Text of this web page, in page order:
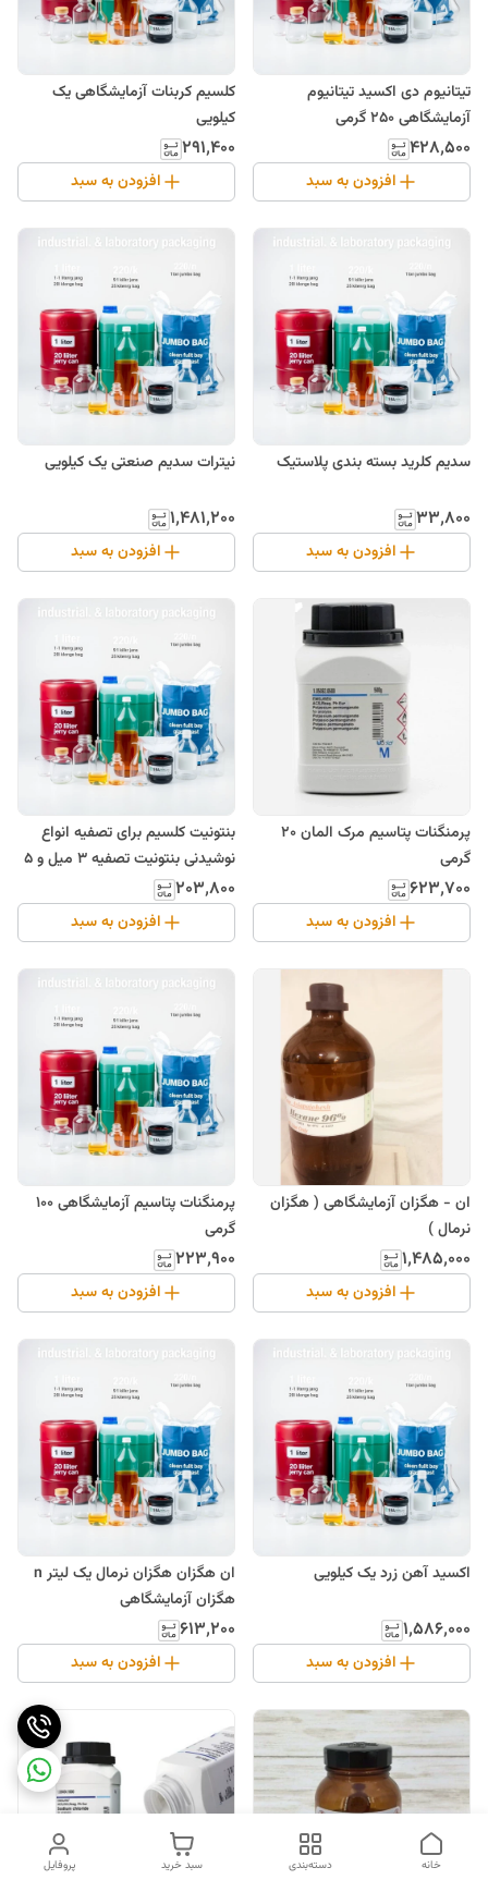
تیتانیوم دی اکسید تیتانیوم
آزمایشگاهی 250 گرمی
۴۲۸٬۵۰۰
افزودن به سبد
کلسیم کربنات آزمایشگاهی یک
کیلویی
۲۹۱٬۴۰۰
افزودن به سبد
سدیم کلرید بسته بندی پلاستیک
۳۳٬۸۰۰
افزودن به سبد
نیترات سدیم صنعتی یک کیلویی
۱٬۴۸۱٬۲۰۰
افزودن به سبد
پرمنگنات پتاسیم مرک المان 20
گرمی
۶۲۳٬۷۰۰
افزودن به سبد
بنتونیت کلسیم برای تصفیه انواع
نوشیدنی بنتونیت تصفیه 3 میل و 5
میل و پودری
۲۰۳٬۸۰۰
افزودن به سبد
ان - هگزان آزمایشگاهی ( هگزان
نرمال )
۱٬۴۸۵٬۰۰۰
افزودن به سبد
پرمنگنات پتاسیم آزمایشگاهی 100
گرمی
۲۲۳٬۹۰۰
افزودن به سبد
اکسید آهن زرد یک کیلویی
۱٬۵۸۶٬۰۰۰
افزودن به سبد
ان هگزان هگزان نرمال یک لیتر n
هگزان آزمایشگاهی
۶۱۳٬۲۰۰
افزودن به سبد
پروفایل سبد خرید دسته‌بندی خانه